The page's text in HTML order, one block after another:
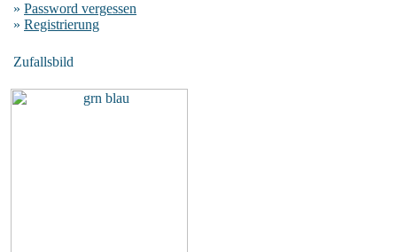
» Password vergessen
» Registrierung
Zufallsbild